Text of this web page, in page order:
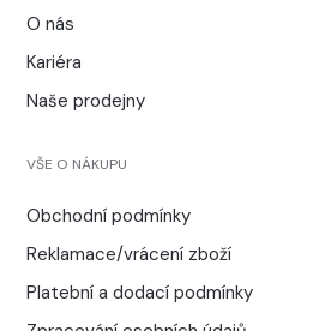
O nás
Kariéra
Naše prodejny
VŠE O NÁKUPU
Obchodní podmínky
Reklamace/vrácení zboží
Platební a dodací podmínky